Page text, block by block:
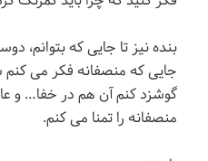
بنده نیز تا جایی که بتوانم،
جایی که منصفانه فکر می
گوشزد کنم آن هم در خفا… و
منصفانه را تمنا می کنم.